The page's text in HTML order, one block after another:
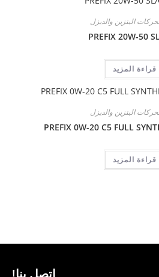
البنزين والديزل
PREFIX 20W-50
قراءة المزيد
البنزين والديزل
PREFIX 0W-20 C5 FULL
قراءة المزيد
اتصل بنا!